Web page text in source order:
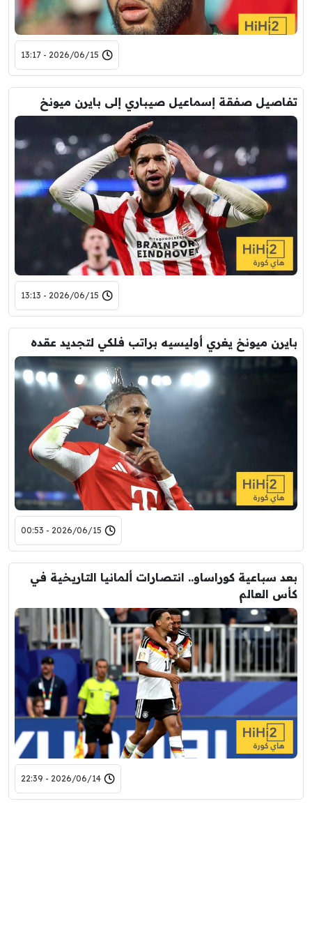
2026/06/15 - 13:17
تفاصيل صفقة إسماعيل صيباري إلى بايرن ميونخ
2026/06/15 - 13:13
بايرن ميونخ يغري أوليسيه براتب فلكي لتجديد عقده
2026/06/15 - 00:53
بعد سباعية كوراساو.. انتصارات ألمانيا التاريخية في
كأس العالم
2026/06/14 - 22:39